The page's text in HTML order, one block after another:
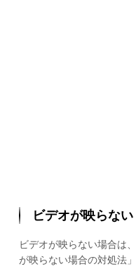
ビデオが映らない
ビデオが映らない場合は
が映らない場合の対処法